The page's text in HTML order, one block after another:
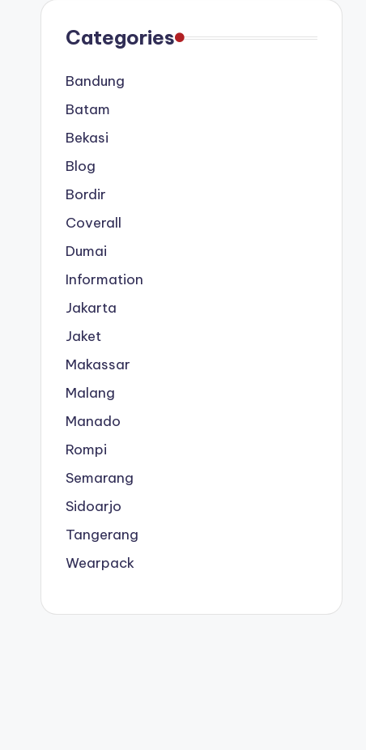
Categories
Bandung
Batam
Bekasi
Blog
Bordir
Coverall
Dumai
Information
Jakarta
Jaket
Makassar
Malang
Manado
Rompi
Semarang
Sidoarjo
Tangerang
Wearpack